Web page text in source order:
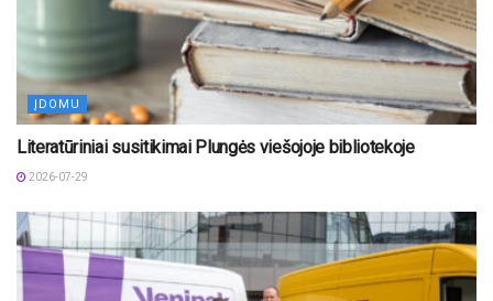
ĮDOMU
Literatūriniai susitikimai Plungės viešojoje bibliotekoje
2026-07-29